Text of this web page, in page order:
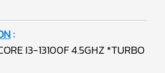
:
I3-13100F 4.5GHZ *TURBO